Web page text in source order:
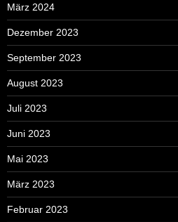
März 2024
Dezember 2023
September 2023
August 2023
Juli 2023
Juni 2023
Mai 2023
März 2023
Februar 2023